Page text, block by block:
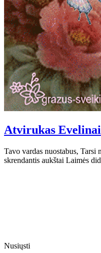
Atvirukas Evelinai
Tavo vardas nuostabus, Tarsi
skrendantis aukštai Laimės
Nusiųsti